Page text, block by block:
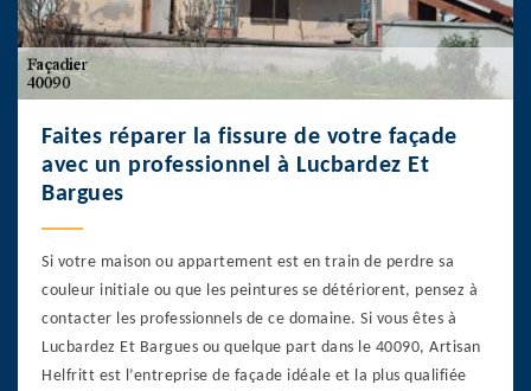
Faites réparer la fissure de votre façade
avec un professionnel à Lucbardez Et
Bargues
Si votre maison ou appartement est en train de perdre sa
couleur initiale ou que les peintures se détériorent, pensez à
contacter les professionnels de ce domaine. Si vous êtes à
Lucbardez Et Bargues ou quelque part dans le 40090, Artisan
Helfritt est l’entreprise de façade idéale et la plus qualifiée